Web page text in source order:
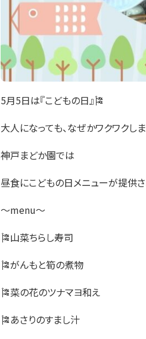
5月5日は『こどもの日』🎏
大人になっても、なぜかワクワクし
神戸まどか園では
昼食にこどもの日メニューが提供
～menu～
🎏山菜ちらし寿司
🎏がんもと筍の煮物
🎏菜の花のツナマヨ和え
🎏あさりのすまし汁